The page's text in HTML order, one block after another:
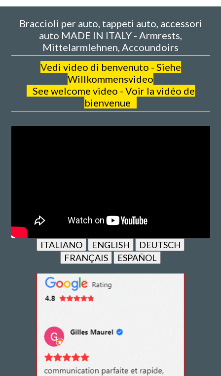
Braccioli per auto, tappeti auto, accessori
auto MADE IN ITALY - Armrests,
Mittelarmlehnen, Accoundoirs
Vedi video di benvenuto - Siehe
Willkommensvideo
See welcome video - Voir la vidéo de
bienvenue
ITALIANO ENGLISH
DEUTSCH
FRANÇAIS
ESPAÑOL